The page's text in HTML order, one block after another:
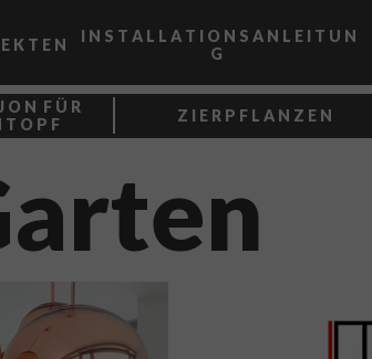
Z I E R P F L A N Z E N
O N F Ü R
T O P F
I N S T A L L A T I O N S A N L E I T U N
G
K T E N